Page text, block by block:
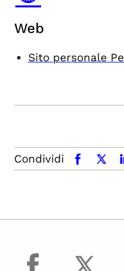
Web
Sito personale
Condividi facebookx.com
facebook